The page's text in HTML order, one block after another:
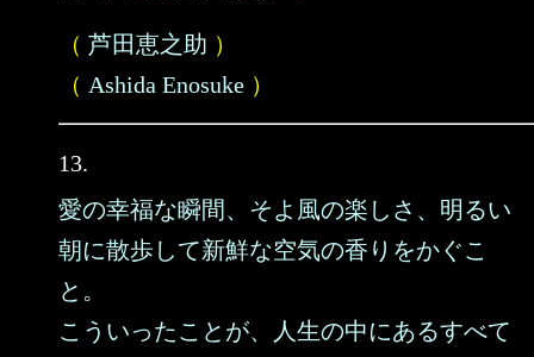
（ 芦田恵之助 ）
（ Ashida Enosuke ）
13.
愛の幸福な瞬間、そよ風の楽しさ、明るい
朝に散歩して新鮮な空気の香りをかぐこ
と。
こういったことが、人生の中にあるすべて